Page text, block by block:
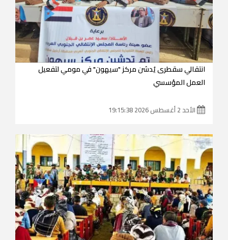
انتقالي سقطرى يُدشن مركز "سيهون" في مومي لتفعيل
العمل المؤسسي
الأحد 2 أغسطس 2026 19:15:38